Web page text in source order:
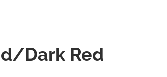
Dark Red